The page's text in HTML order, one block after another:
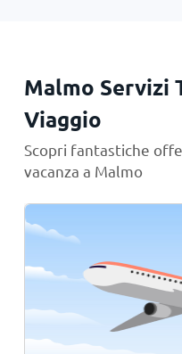
Malmo Servizi
Viaggio
Scopri fantastiche
vacanza a Malmo